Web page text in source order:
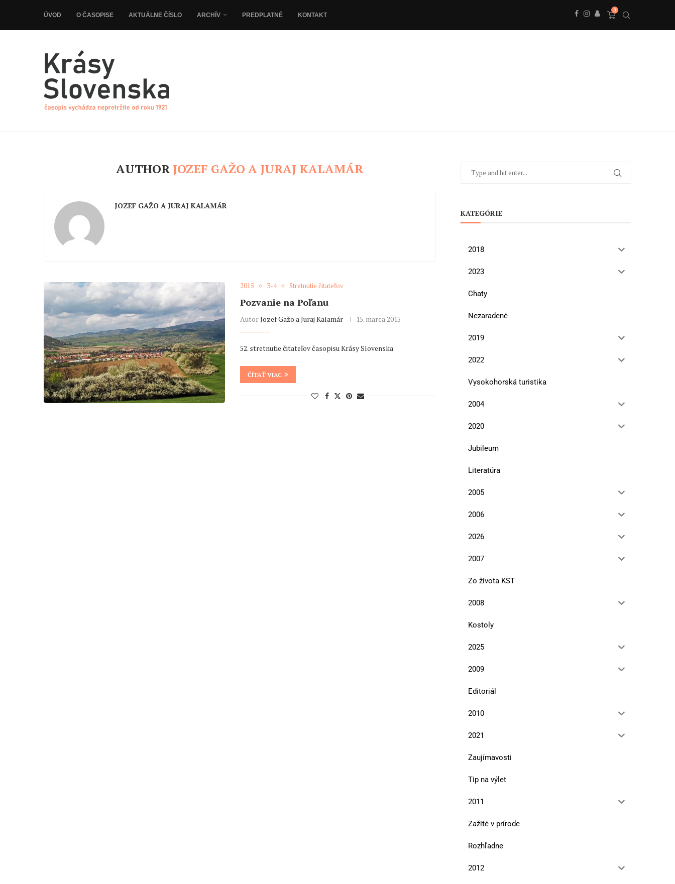
ÚVOD O ČASOPISE AKTUÁLNE ČÍSLO ARCHÍV PREDPLATNÉ KONTAKT
0
AUTHOR JOZEF GAŽO A JURAJ KALAMÁR
JOZEF GAŽO A JURAJ KALAMÁR
2015 3-4 Stretnutie čitateľov
Pozvanie na Poľanu
AutorJozef Gažo a Juraj Kalamár 15. marca 2015
52. stretnutie čitateľov časopisu Krásy Slovenska
ČÍTAŤ VIAC
KATEGÓRIE
2018
2023
Chaty
Nezaradené
2019
2022
Vysokohorská turistika
2004
2020
Jubileum
Literatúra
2005
2006
2026
2007
Zo života KST
2008
Kostoly
2025
2009
Editoriál
2010
2021
Zaujímavosti
Tip na výlet
2011
Zažité v prírode
Rozhľadne
2012